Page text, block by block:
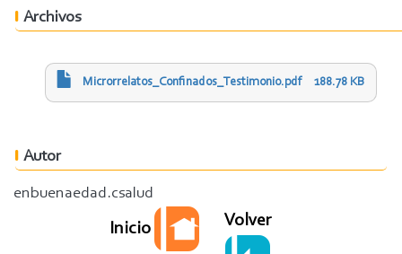
Archivos
Microrrelatos_Confinados_Testimonio.pdf 188.78 KB
Autor
enbuenaedad.csalud
Inicio Volver